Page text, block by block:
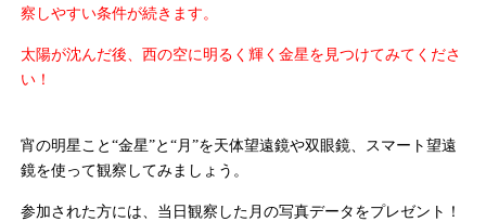
察しやすい条件が続きます。
太陽が沈んだ後、西の空に明るく輝く金星を見つけてみてくださ
い！
宵の明星こと“金星”と“月”を天体望遠鏡や双眼鏡、スマート望遠
鏡を使って観察してみましょう。
参加された方には、当日観察した月の写真データをプレゼント！